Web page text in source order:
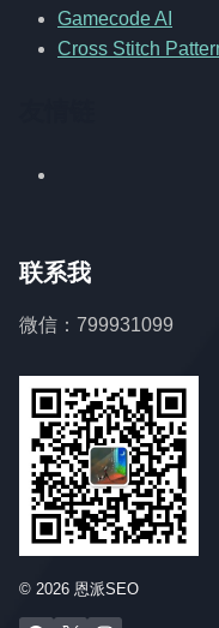
Gamecode AI
Cross Stitch
联系我
微信：799931099
© 2026 恩派SEO